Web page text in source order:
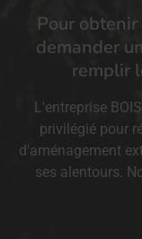
Pour
demander
remplir
L'entreprise
privilégié pour
d'aménagement
ses alentours.